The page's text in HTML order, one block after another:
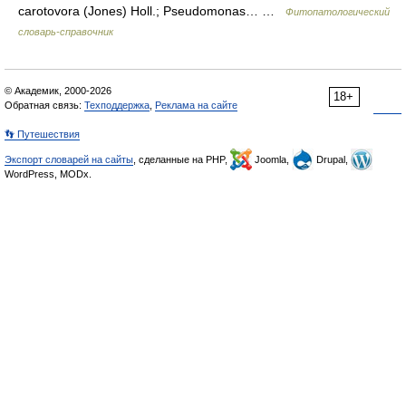
carotovora (Jones) Holl.; Pseudomonas… …
Фитопатологический
словарь-справочник
18+
© Академик, 2000-2026
Обратная связь: Техподдержка Реклама на сайте
👣 Путешествия
Экспорт словарей на сайты , сделанные на PHP, Joomla,
Drupal,
WordPress, MODx.